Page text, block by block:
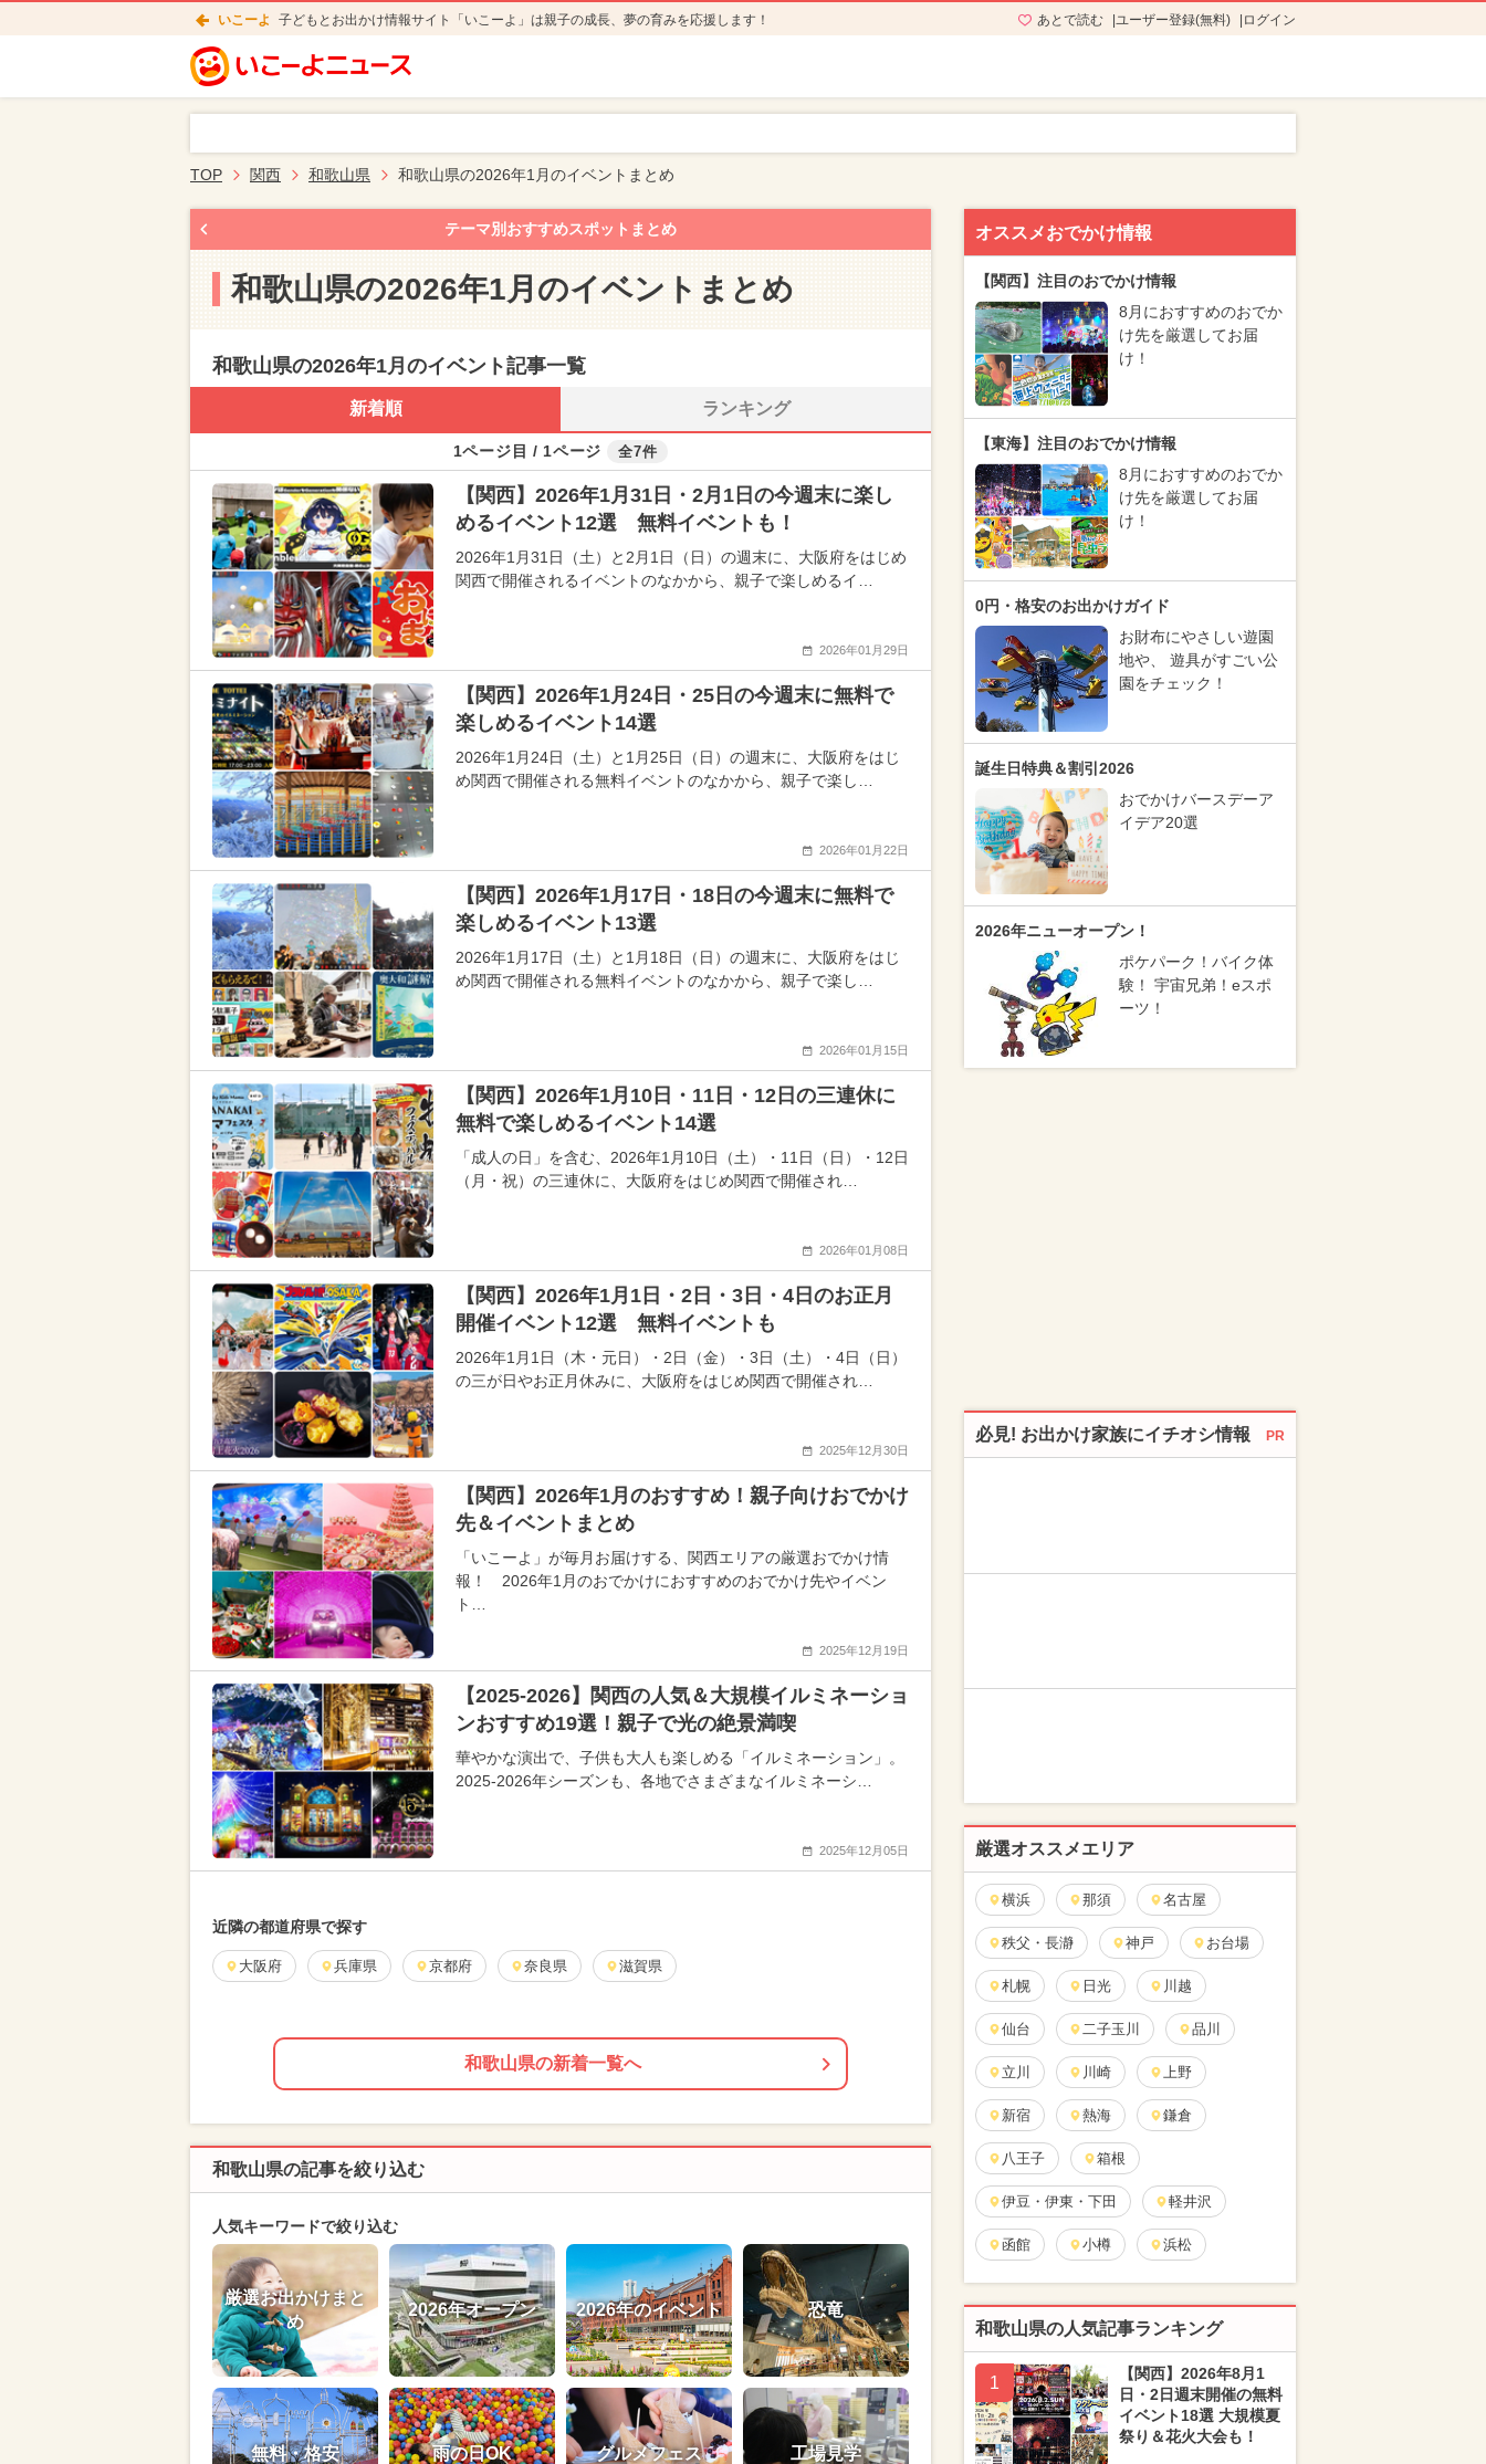
いこーよ 子どもとお出かけ情報サイト「いこーよ」は親子の成長、夢の育みを応援します！ あとで読む ユーザー登録(無料) ログイン
TOP 関西 和歌山県 和歌山県の2026年1月のイベントまとめ
テーマ別おすすめスポットまとめ
和歌山県の2026年1月のイベントまとめ
和歌山県の2026年1月のイベント記事一覧
新着順 ランキング
1ページ目 / 1ページ 全7件
【関西】2026年1月31日・2月1日の今週末に楽し
めるイベント12選 無料イベントも！
2026年1月31日（土）と2月1日（日）の週末に、大阪府をはじめ
関西で開催されるイベントのなかから、親子で楽しめるイ…
2026年01月29日
【関西】2026年1月24日・25日の今週末に無料で
楽しめるイベント14選
2026年1月24日（土）と1月25日（日）の週末に、大阪府をはじ
め関西で開催される無料イベントのなかから、親子で楽し…
2026年01月22日
【関西】2026年1月17日・18日の今週末に無料で
楽しめるイベント13選
2026年1月17日（土）と1月18日（日）の週末に、大阪府をはじ
め関西で開催される無料イベントのなかから、親子で楽し…
2026年01月15日
【関西】2026年1月10日・11日・12日の三連休に
無料で楽しめるイベント14選
「成人の日」を含む、2026年1月10日（土）・11日（日）・12日
（月・祝）の三連休に、大阪府をはじめ関西で開催され…
2026年01月08日
【関西】2026年1月1日・2日・3日・4日のお正月
開催イベント12選 無料イベントも
2026年1月1日（木・元日）・2日（金）・3日（土）・4日（日）
の三が日やお正月休みに、大阪府をはじめ関西で開催され…
2025年12月30日
【関西】2026年1月のおすすめ！親子向けおでかけ
先＆イベントまとめ
「いこーよ」が毎月お届けする、関西エリアの厳選おでかけ情
報！ 2026年1月のおでかけにおすすめのおでかけ先やイベン
ト…
2025年12月19日
【2025-2026】関西の人気＆大規模イルミネーショ
ンおすすめ19選！親子で光の絶景満喫
華やかな演出で、子供も大人も楽しめる「イルミネーション」。
2025-2026年シーズンも、各地でさまざまなイルミネーシ…
2025年12月05日
近隣の都道府県で探す
大阪府 兵庫県 京都府 奈良県 滋賀県
和歌山県の新着一覧へ
和歌山県の記事を絞り込む
人気キーワードで絞り込む
厳選お出かけまと
め
2026年オープン 2026年のイベント 恐竜
無料・格安 雨の日OK グルメフェス 工場見学
オススメおでかけ情報
【関西】注目のおでかけ情報
8月におすすめのおでか
け先を厳選してお届
け！
【東海】注目のおでかけ情報
8月におすすめのおでか
け先を厳選してお届
け！
0円・格安のお出かけガイド
お財布にやさしい遊園
地や、 遊具がすごい公
園をチェック！
誕生日特典＆割引2026
おでかけバースデーア
イデア20選
2026年ニューオープン！
ポケパーク！バイク体
験！ 宇宙兄弟！eスポ
ーツ！
必見! お出かけ家族にイチオシ情報 PR
厳選オススメエリア
横浜 那須 名古屋
秩父・長瀞 神戸 お台場
札幌 日光 川越
仙台 二子玉川 品川
立川 川崎 上野
新宿 熱海 鎌倉
八王子 箱根
伊豆・伊東・下田 軽井沢
函館 小樽 浜松
和歌山県の人気記事ランキング
1
【関西】2026年8月1
日・2日週末開催の無料
イベント18選 大規模夏
祭り＆花火大会も！